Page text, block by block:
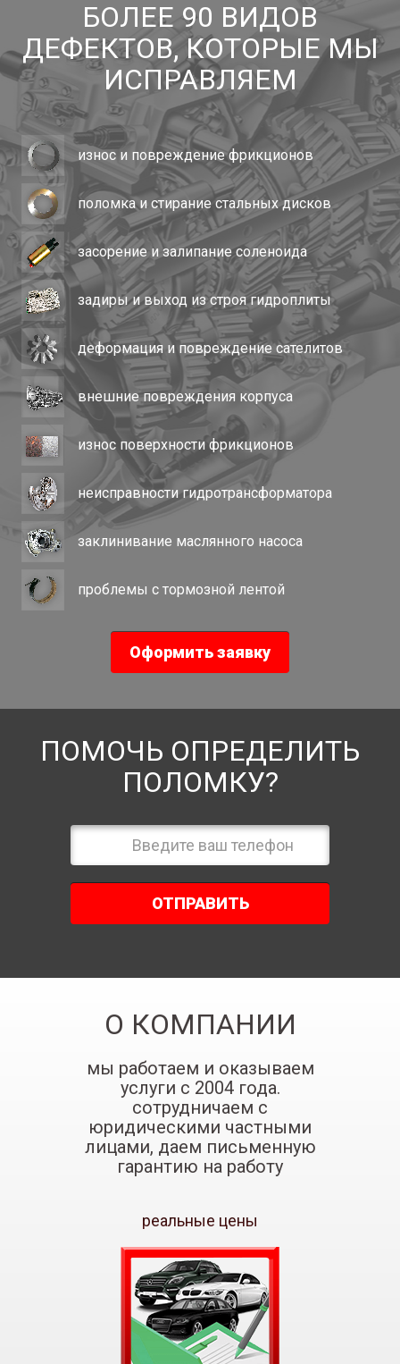
БОЛЕЕ 90 ВИДОВ
ДЕФЕКТОВ, КОТОРЫЕ МЫ
ИСПРАВЛЯЕМ
износ и повреждение фрикционов
поломка и стирание стальных дисков
засорение и залипание соленоида
задиры и выход из строя гидроплиты
деформация и повреждение сателитов
внешние повреждения корпуса
износ поверхности фрикционов
неисправности гидротрансформатора
заклинивание маслянного насоса
проблемы с тормозной лентой
Оформить заявку
ПОМОЧЬ ОПРЕДЕЛИТЬ
ПОЛОМКУ?
ОТПРАВИТЬ
О КОМПАНИИ
мы работаем и оказываем
услуги с 2004 года.
сотрудничаем с
юридическими частными
лицами, даем письменную
гарантию на работу
реальные цены